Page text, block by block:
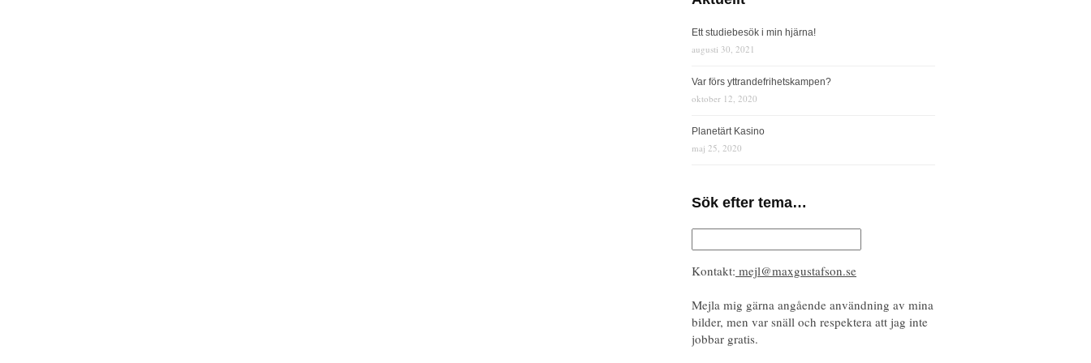
Ett studiebesök i min hjärna!
augusti 30, 2021
Var förs yttrandefrihetskampen?
oktober 12, 2020
Planetärt Kasino
maj 25, 2020
Sök efter tema…
Kontakt: mejl@maxgustafson.se
Mejla mig gärna angående användning av mina
bilder, men var snäll och respektera att jag inte
jobbar gratis.